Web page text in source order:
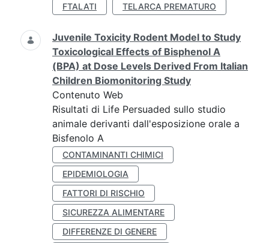
FTALATI
TELARCA PREMATURO
Juvenile Toxicity Rodent Model to Study
Toxicological Effects of Bisphenol A
(BPA) at Dose Levels Derived From Italian
Children Biomonitoring Study
Contenuto Web
Risultati di Life Persuaded sullo studio
animale derivanti dall'esposizione orale a
Bisfenolo A
CONTAMINANTI CHIMICI
EPIDEMIOLOGIA
FATTORI DI RISCHIO
SICUREZZA ALIMENTARE
DIFFERENZE DI GENERE